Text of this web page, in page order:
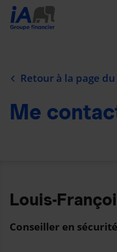
Retour à la page
Me
Louis-
Conseiller en